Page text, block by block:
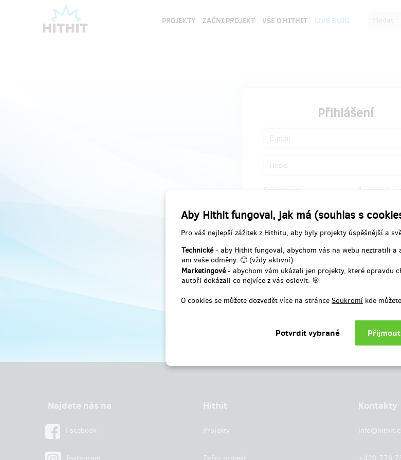
Aby Hithit fungoval, jak má (souhlas s
Pro váš nejlepší zážitek z Hithitu, aby byly projekty úspěšnější a
Technické- aby Hithit fungoval, abychom vás na webu neztratili a
ani vaše odměny. 🙂 (vždy aktivní)
Marketingové- abychom vám ukázali jen projekty, které opravdu
autoři dokázali co nejvíce z vás oslovit. 🎯
O cookies se můžete dozvedět více na stránce Soukromí kde
PROJEKTY ZAČNI PROJEKT VŠE O HITHIT LIVE BLOG
Přihlášení
Registrovat Zapomněl
Najdete nás na
Facebook
Hithit
Projekty
Kontakty